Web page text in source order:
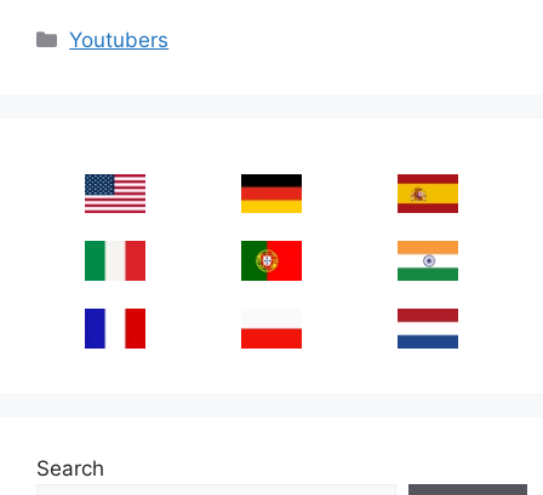
Categories
Youtubers
Search